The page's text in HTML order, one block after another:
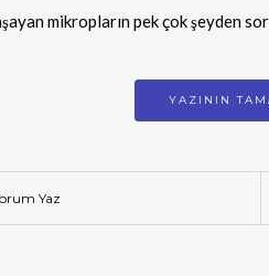
mikropların pek çok şeyden
YAZININ
Yaz